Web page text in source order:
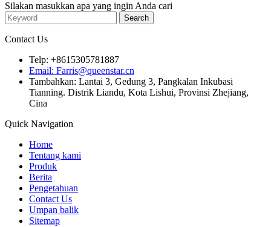
Silakan masukkan apa yang ingin Anda cari
Contact Us
Telp: +8615305781887
Email: Farris@queenstar.cn
Tambahkan: Lantai 3, Gedung 3, Pangkalan Inkubasi
Tianning. Distrik Liandu, Kota Lishui, Provinsi Zhejiang,
Cina
Quick Navigation
Home
Tentang kami
Produk
Berita
Pengetahuan
Contact Us
Umpan balik
Sitemap